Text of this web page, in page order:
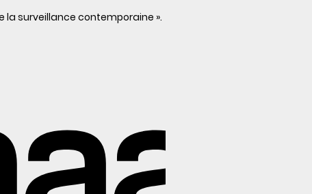
la surveillance contemporaine ».